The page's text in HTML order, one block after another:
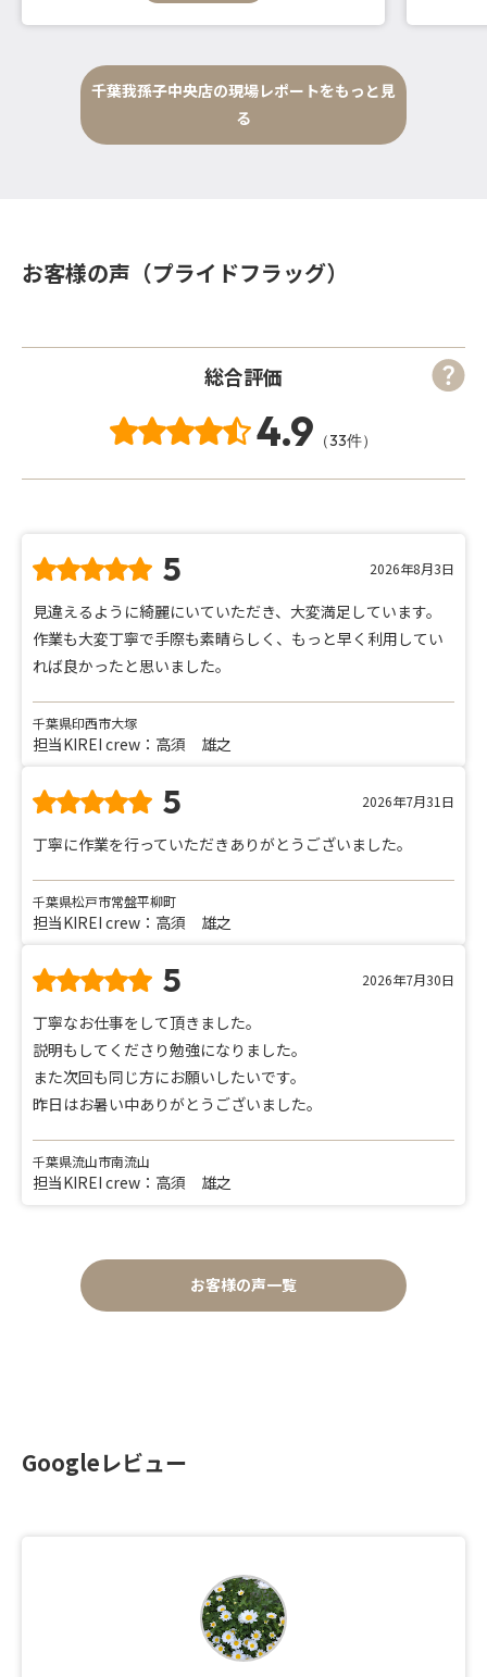
千葉我孫子中央店の現場レポートをもっと見
る
お客様の声（プライドフラッグ）
総合評価
4.9 （33件）
5 2026年8月3日
見違えるように綺麗にいていただき、大変満足しています。
作業も大変丁寧で手際も素晴らしく、もっと早く利用してい
れば良かったと思いました。
千葉県印西市大塚
担当KIREI crew：高須 雄之
5 2026年7月31日
丁寧に作業を行っていただきありがとうございました。
千葉県松戸市常盤平柳町
担当KIREI crew：高須 雄之
5 2026年7月30日
丁寧なお仕事をして頂きました。
説明もしてくださり勉強になりました。
また次回も同じ方にお願いしたいです。
昨日はお暑い中ありがとうございました。
千葉県流山市南流山
担当KIREI crew：高須 雄之
お客様の声一覧
Googleレビュー